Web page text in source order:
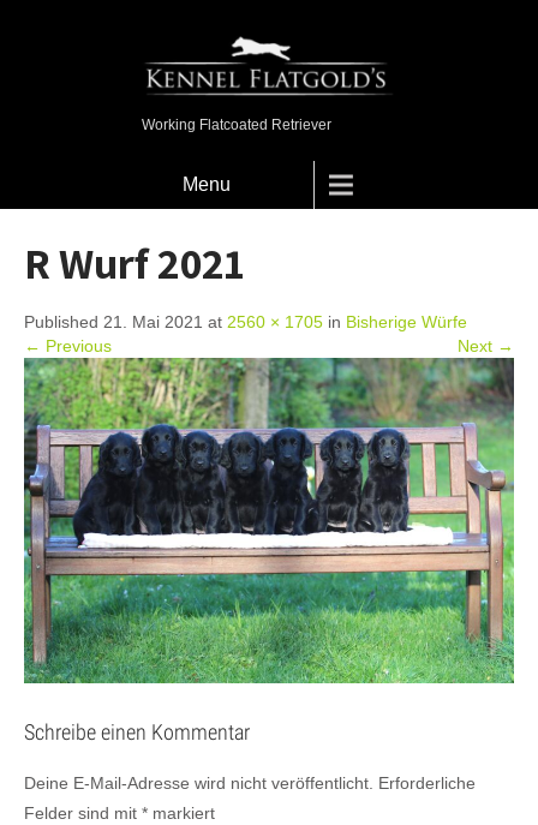
Working Flatcoated Retriever
Menu
R Wurf 2021
Published 21. Mai 2021 at 2560 × 1705 in Bisherige Würfe
← Previous
Next →
Schreibe einen Kommentar
Deine E-Mail-Adresse wird nicht veröffentlicht. Erforderliche
Felder sind mit * markiert